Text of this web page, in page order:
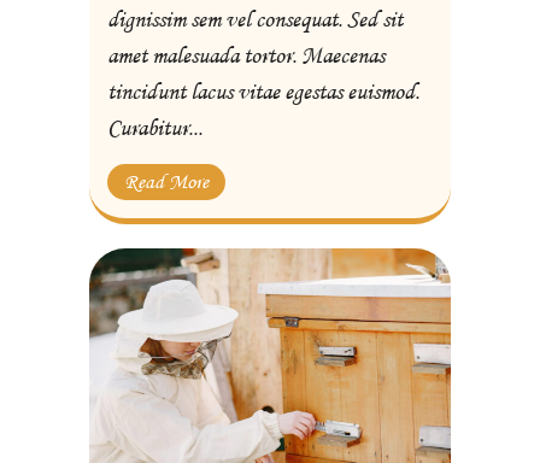
dignissim sem vel consequat. Sed sit
amet malesuada tortor. Maecenas
tincidunt lacus vitae egestas euismod.
Curabitur...
Read More